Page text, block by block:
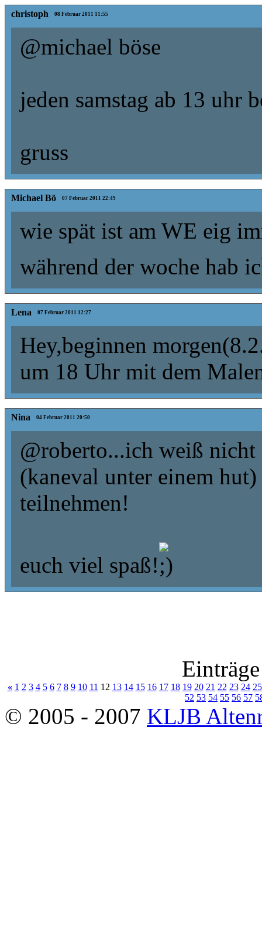
christoph 08 Februar 2011 11:55
@michael böse
jeden samstag ab 13 uhr
gruss
Michael Bö 07 Februar 2011 22:49
wie spät ist am WE eig
während der woche hab
Lena 07 Februar 2011 12:27
Hey,beginnen
um 18 Uhr mit dem
Nina 04 Februar 2011 20:50
@roberto...ich weiß nicht
(kaneval unter einem
teilnehmen!
euch viel spaß!
« 1 2 3 4 5 6 7 8 9 10 11 12 13 14 15 16 17 18 19 20 21 22 23 24 25
52 53 54 55 56 57
© 2005 - 2007 KLJB